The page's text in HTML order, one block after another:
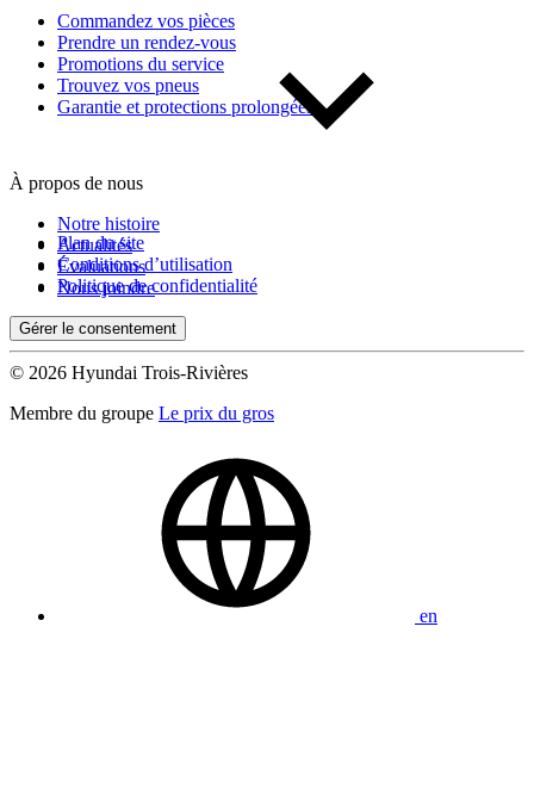
Commandez vos pièces
Prendre un rendez-vous
Promotions du service
Trouvez vos pneus
Garantie et protections prolongées
À propos de nous
Notre histoire
Actualités
Évaluations
Nous joindre
Plan du site
Conditions d’utilisation
Politique de confidentialité
Gérer le consentement
© 2026 Hyundai Trois-Rivières
Membre du groupe Le prix du gros
en